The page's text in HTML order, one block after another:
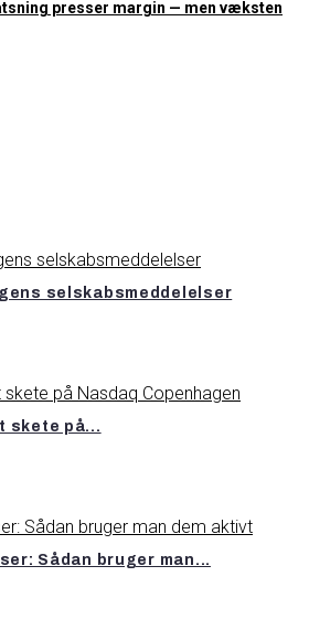
presser margin — men væksten
selskabsmeddelelser
skete på...
Sådan bruger man...